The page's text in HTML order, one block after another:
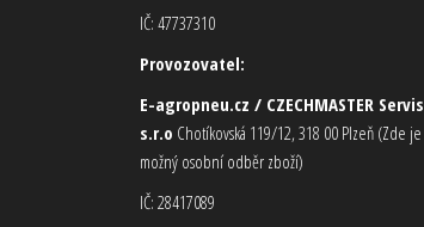
IČ: 47737310
Provozovatel:
E-agropneu.cz / CZECHMASTER Servis
s.r.o Chotíkovská 119/12, 318 00 Plzeň (Zde je
možný osobní odběr zboží)
IČ: 28417089